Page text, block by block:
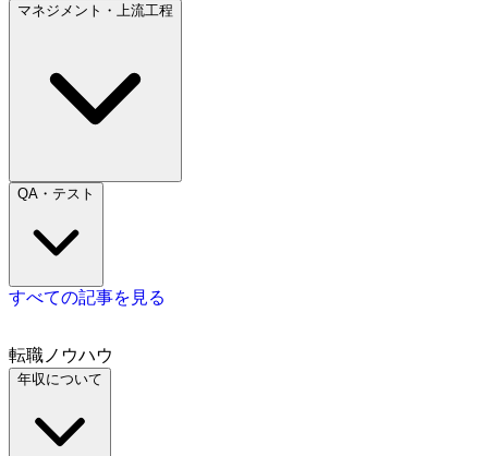
マネジメント・上流工程
QA・テスト
すべての記事を見る
転職ノウハウ
年収について